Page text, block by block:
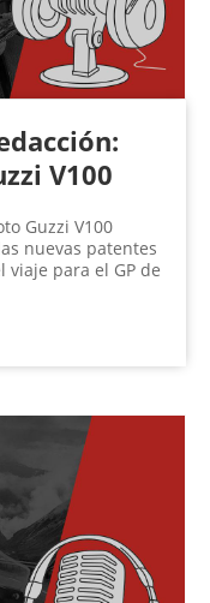
V100
Guzzi V100
nuevas patentes
viaje para el GP de